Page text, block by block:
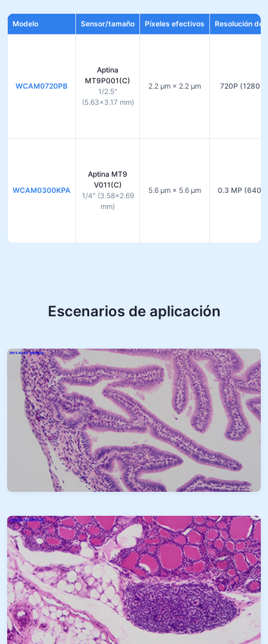
Modelo Sensor/tamaño Píxeles efectivos Resolución de
WCAM0720PB
Aptina
MT9P001(C)
1/2.5"
(5.63×3.17 mm)
2.2 µm × 2.2 µm 720P
WCAM0300KPA
Aptina MT9
V011(C)
1/4" (3.58×2.69
mm)
5.6 µm × 5.6 µm 0.3 MP
Escenarios de aplicación